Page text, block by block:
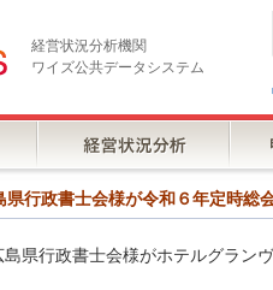
経営状況分析機関
ワイズ公共データシステム
行政書士会様が令和６年定時総会
県行政書士会様がホテルグラン